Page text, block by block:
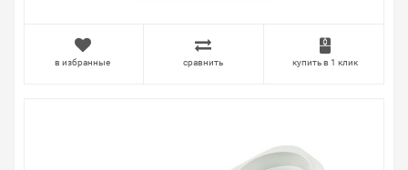
в избранные сравнить купить в 1 клик